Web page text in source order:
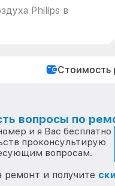
Philips в
Стоимость
вопросы по
и я Вас бесплатно
проконсультирую
вопросам.
ремонт и получите